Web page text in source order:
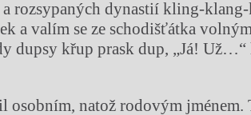
rozsypaných dynastií kling-
a valím se ze schodišťátka
dupsy křup prask dup, „Já!
osobním, natož rodovým jménem.